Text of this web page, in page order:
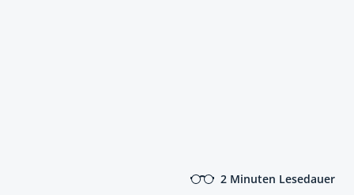
2 Minuten Lesedauer